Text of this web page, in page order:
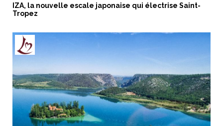
IZA, la nouvelle escale japonaise qui électrise Saint-
Tropez